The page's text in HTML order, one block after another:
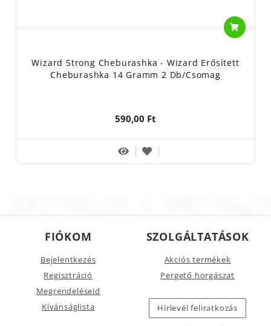
Wizard Strong Cheburashka - Wizard Erősített
Cheburashka 14 Gramm 2 Db/csomag
590,00 Ft
FIÓKOM
Bejelentkezés
Regisztráció
Megrendeléseid
Kívánságlista
SZOLGÁLTATÁSOK
Akciós termékek
Pergető horgászat
Hírlevél feliratkozás